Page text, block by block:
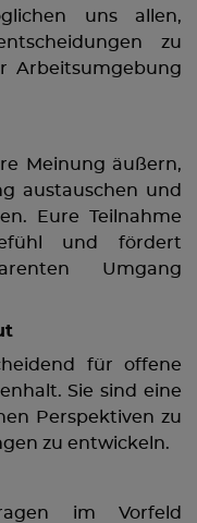
uns allen,
zu
Arbeitsumgebung
Meinung äußern,
austauschen und
Eure Teilnahme
und fördert
Umgang
für offene
Sie sind eine
Perspektiven zu
zu entwickeln.
im Vorfeld